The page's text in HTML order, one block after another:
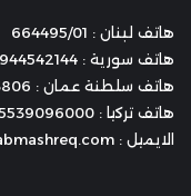
هاتف لبنان : 664495/01
هاتف سورية : 00963944542144
هاتف سلطنة عمان : 0096898153806
هاتف تركيا : 00905539096000
الايميل : info@arabmashreq.com